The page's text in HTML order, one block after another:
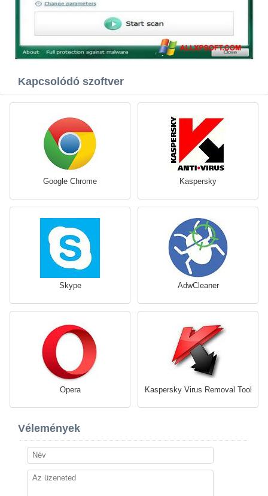
Kapcsolódó szoftver
Google Chrome Kaspersky
Skype AdwCleaner
Opera Kaspersky Virus Removal Tool
Vélemények